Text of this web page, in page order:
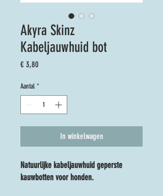
Akyra Skinz
Kabeljauwhuid bot
€ 3,80
Aantal *
In winkelwagen
Natuurlijke kabeljauwhuid geperste
kauwbotten voor honden.